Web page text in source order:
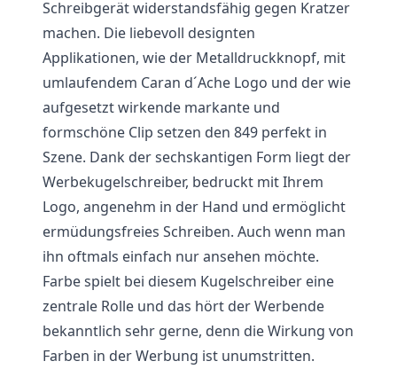
Schreibgerät widerstandsfähig gegen Kratzer
machen. Die liebevoll designten
Applikationen, wie der Metalldruckknopf, mit
umlaufendem Caran d´Ache Logo und der wie
aufgesetzt wirkende markante und
formschöne Clip setzen den 849 perfekt in
Szene. Dank der sechskantigen Form liegt der
Werbekugelschreiber, bedruckt mit Ihrem
Logo, angenehm in der Hand und ermöglicht
ermüdungsfreies Schreiben. Auch wenn man
ihn oftmals einfach nur ansehen möchte.
Farbe spielt bei diesem Kugelschreiber eine
zentrale Rolle und das hört der Werbende
bekanntlich sehr gerne, denn die Wirkung von
Farben in der Werbung ist unumstritten.